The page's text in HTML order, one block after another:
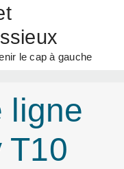
le cap à gauche
ligne
T10